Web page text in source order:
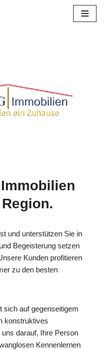
und unterstützen Sie in
Begeisterung setzen
Kunden profitieren
zu den besten
sich auf gegenseitigem
konstruktives
darauf, Ihre Person
Kennenlernen